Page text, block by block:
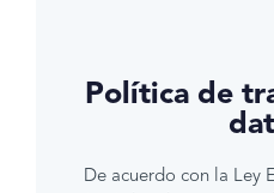
Política de
De acuerdo con la Ley